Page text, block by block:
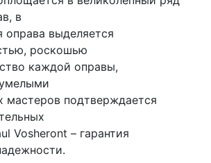
в
выделяется
роскошью
каждой оправы,
мастеров подтверждается
Vosheront – гарантия